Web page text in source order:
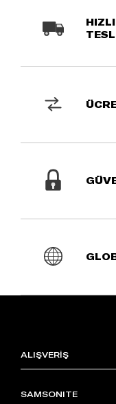
ALIŞVERİŞ
SAMSONITE